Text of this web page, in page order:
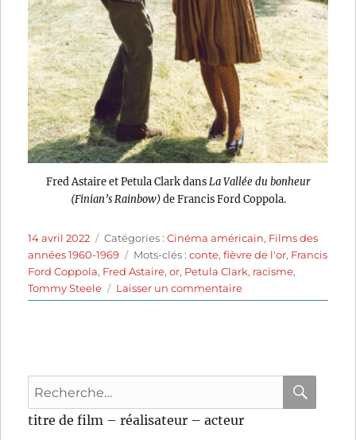
Fred Astaire et Petula Clark dans La Vallée du bonheur
(Finian’s Rainbow)de Francis Ford Coppola.
Publié
le
14 avril 2022 Catégories
Catégories :Cinéma américain, Films des
années 1960-1969
Étiquettes
Mots-clés :conte,fièvre de l'or, Francis
Ford Coppola, Fred Astaire,or, Petula Clark, racisme,
Tommy Steele
Laisser un commentairesur
La
Ford
Recherche
pour
:
titre de film – réalisateur – acteur